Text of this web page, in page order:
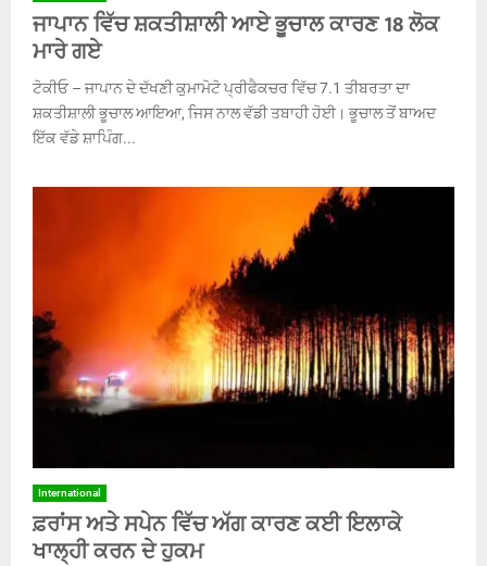
ਜਾਪਾਨ ਵਿੱਚ ਸ਼ਕਤੀਸ਼ਾਲੀ ਆਏ ਭੂਚਾਲ ਕਾਰਣ 18 ਲੋਕ
ਮਾਰੇ ਗਏ
ਟੋਕੀਓ – ਜਾਪਾਨ ਦੇ ਦੱਖਣੀ ਕੁਮਾਮੋਟੋ ਪ੍ਰੀਫੈਕਚਰ ਵਿੱਚ 7.1 ਤੀਬਰਤਾ ਦਾ
ਸ਼ਕਤੀਸ਼ਾਲੀ ਭੂਚਾਲ ਆਇਆ, ਜਿਸ ਨਾਲ ਵੱਡੀ ਤਬਾਹੀ ਹੋਈ। ਭੂਚਾਲ ਤੋਂ ਬਾਅਦ
ਇੱਕ ਵੱਡੇ ਸ਼ਾਪਿੰਗ...
International
ਫ਼ਰਾਂਸ ਅਤੇ ਸਪੇਨ ਵਿੱਚ ਅੱਗ ਕਾਰਣ ਕਈ ਇਲਾਕੇ
ਖਾਲ੍ਹੀ ਕਰਨ ਦੇ ਹੁਕਮ